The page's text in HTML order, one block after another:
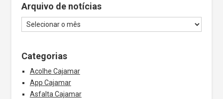
Arquivo de notícias
Categorias
Acolhe Cajamar
App Cajamar
Asfalta Cajamar